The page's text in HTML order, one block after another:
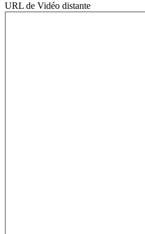
URL de Vidéo distante